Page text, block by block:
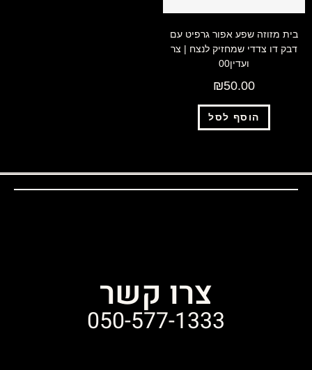
בית מזוזה שפע אפור גרפיט עם
דבק דו צדדי שמחזיק לנצח | צר
ועדין00
₪50.00
הוסף לסל
צרו קשר
050-577-1333